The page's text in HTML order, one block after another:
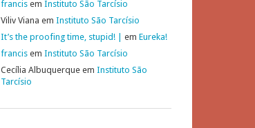
francis em Instituto São Tarcísio
Viliv Viana em Instituto São Tarcísio
It’s the proofing time, stupid! |
em Eureka!
francis em Instituto São Tarcísio
Cecília Albuquerque em Instituto São
Tarcísio